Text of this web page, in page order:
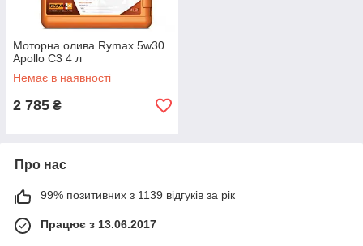
Моторна олива Rymax 5w30
Apollo C3 4 л
Немає в наявності
2 785 ₴
Про нас
99% позитивних з 1139 відгуків за рік
Працює з 13.06.2017